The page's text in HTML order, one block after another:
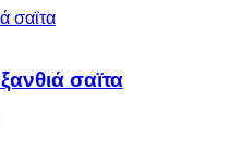
σαϊτα